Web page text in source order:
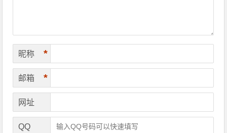
昵称 *
邮箱 *
网址
QQ